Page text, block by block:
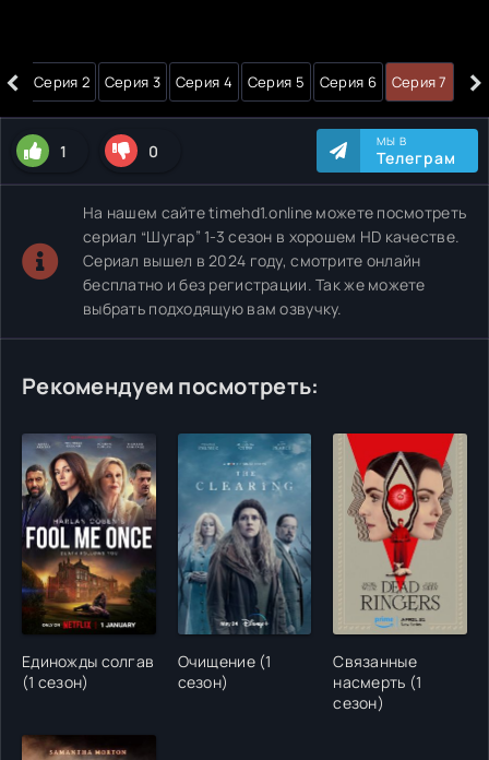
‹
1 Серия 2 Серия 3 Серия 4 Серия 5 Серия 6 Серия 7 ›
1 0 МЫ В
Телеграм
На нашем сайте timehd1.online можете посмотреть
сериал “Шугар” 1-3 сезон в хорошем HD качестве.
Сериал вышел в 2024 году, смотрите онлайн
бесплатно и без регистрации. Так же можете
выбрать подходящую вам озвучку.
Рекомендуем посмотреть:
Единожды солгав
(1 сезон)
Очищение (1
сезон)
Связанные
насмерть (1
сезон)